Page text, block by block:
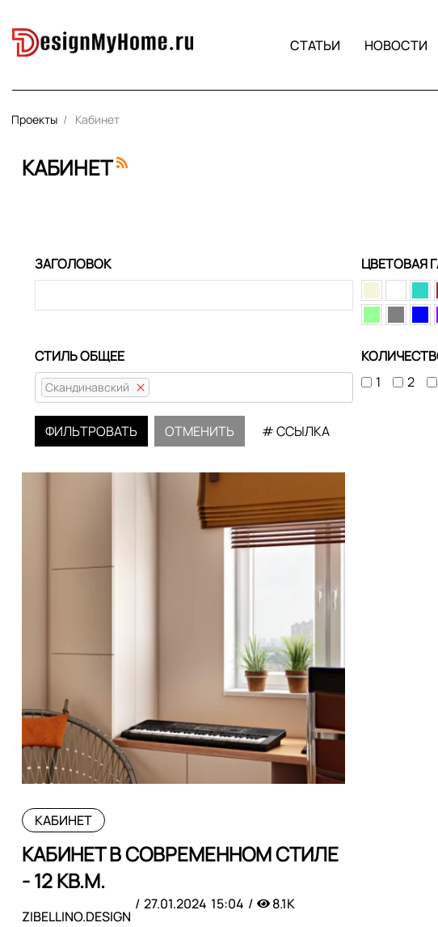
СТАТЬИ НОВОСТИ
Проекты Кабинет
КАБИНЕТ
ЗАГОЛОВОК ЦВЕТОВАЯ
СТИЛЬ ОБЩЕЕ
Скандинавский
1
2
ФИЛЬТРОВАТЬ ОТМЕНИТЬ # ССЫЛКА
КАБИНЕТ
КАБИНЕТ В СОВРЕМЕННОМ СТИЛЕ
- 12 КВ.М.
ZIBELLINO.DESIGN
27.01.2024 15:04 8.1K